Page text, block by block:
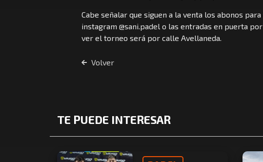
Cabe señalar que siguen a la venta los abonos
instagram @sani.padel o las entradas en puerta
ver el torneo será por calle Avellaneda.
Volver
TE PUEDE INTERESAR